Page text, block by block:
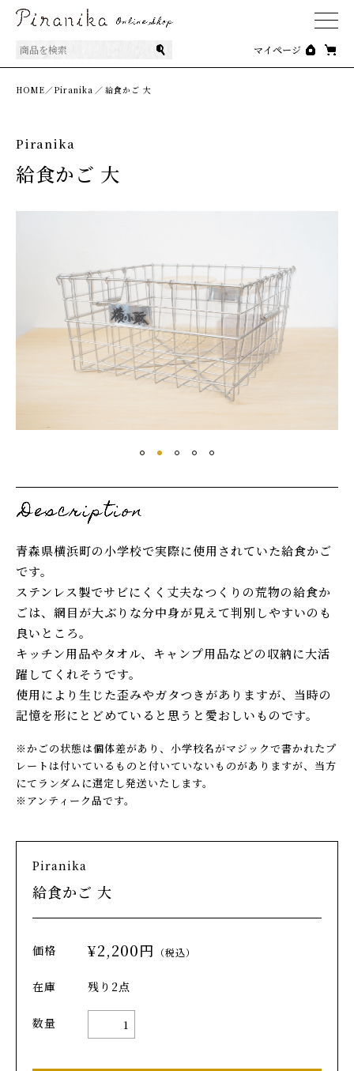
商品を検索 マイページ
HOME／Piranika ／ 給食かご 大
Piranika
給食かご 大
青森県横浜町の小学校で実際に使用されていた給食かご
です。
ステンレス製でサビにくく丈夫なつくりの荒物の給食か
ごは、網目が大ぶりな分中身が見えて判別しやすいのも
良いところ。
キッチン用品やタオル、キャンプ用品などの収納に大活
躍してくれそうです。
使用により生じた歪みやガタつきがありますが、当時の
記憶を形にとどめていると思うと愛おしいものです。
※かごの状態は個体差があり、小学校名がマジックで書かれたプ
レートは付いているものと付いていないものがありますが、当方
にてランダムに選定し発送いたします。
※アンティーク品です。
Piranika
給食かご 大
2,200円(内税)
残り2点